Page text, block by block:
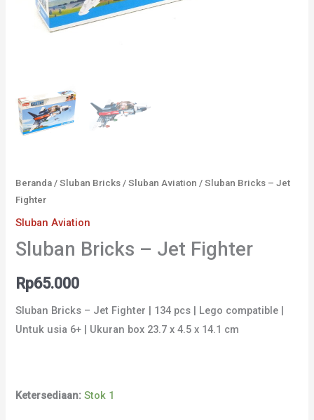
Beranda /Sluban Bricks /Sluban Aviation / Sluban Bricks – Jet
Fighter
Sluban Aviation
Sluban Bricks – Jet Fighter
Rp65.000
Sluban Bricks – Jet Fighter | 134 pcs | Lego compatible |
Untuk usia 6+ | Ukuran box 23.7 x 4.5 x 14.1 cm
Ketersediaan: Stok 1